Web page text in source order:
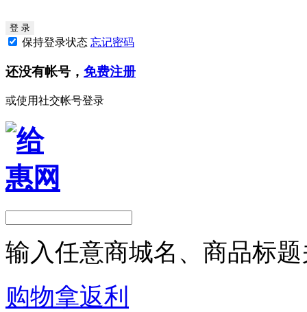
保持登录状态 忘记密码
还没有帐号， 免费注册
或使用社交帐号登录
输入任意商城名、商品标
购物拿返利